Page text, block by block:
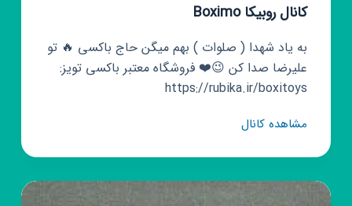
کانال روبیکا Boximo
به یاد شهدا ( صلوات ) بهم میگن حاج باکسی 🔥 تو
علیرضا صدا کن 😉❤️ فروشگاه معتبر باکسی تویز:
https://rubika.ir/boxitoys
مشاهده کانالکانال
Boximo